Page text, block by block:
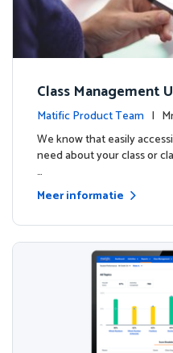
Class Management
!Matific Product Team |
s
We know that easily
need about your class or
…
Meer informatie